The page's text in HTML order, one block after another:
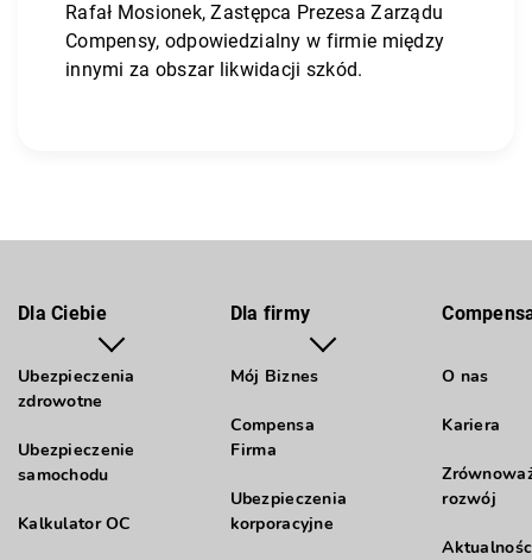
Rafał Mosionek, Zastępca Prezesa Zarządu
Compensy, odpowiedzialny w firmie między
innymi za obszar likwidacji szkód.
Dla Ciebie
Ubezpieczenia
zdrowotne
Ubezpieczenie
samochodu
Kalkulator OC
Dla firmy
Mój Biznes
Compensa
Firma
Ubezpieczenia
korporacyjne
O nas
Kariera
rozwój